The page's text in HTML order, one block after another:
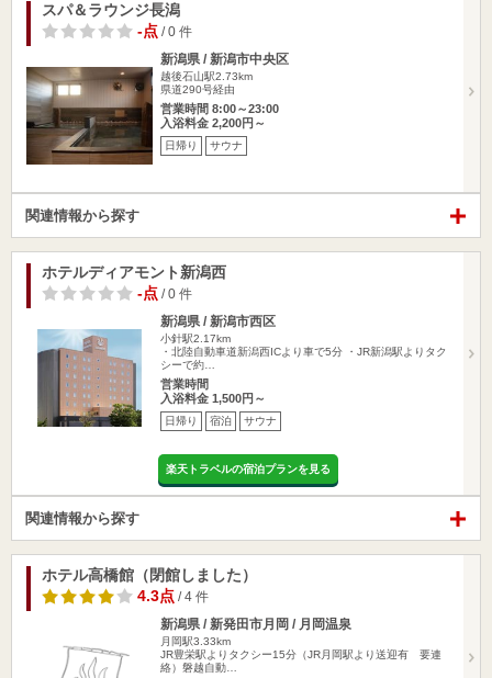
スパ＆ラウンジ長潟
-点 / 0 件
新潟県 / 新潟市中央区
越後石山駅2.73km
県道290号経由
営業時間 8:00～23:00
入浴料金 2,200円～
日帰り サウナ
関連情報から探す
ホテルディアモント新潟西
-点 / 0 件
新潟県 / 新潟市西区
小針駅2.17km
・北陸自動車道新潟西ICより車で5分 ・JR新潟駅よりタク
シーで約…
営業時間
入浴料金 1,500円～
日帰り 宿泊 サウナ
楽天トラベルの宿泊プランを見る
関連情報から探す
ホテル高橋館（閉館しました）
4.3点 / 4 件
新潟県 / 新発田市月岡 / 月岡温泉
月岡駅3.33km
JR豊栄駅よりタクシー15分（JR月岡駅より送迎有 要連
絡）磐越自動…